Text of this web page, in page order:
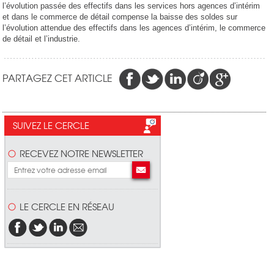
l’évolution passée des effectifs dans les services hors agences d’intérim
et dans le commerce de détail compense la baisse des soldes sur
l’évolution attendue des effectifs dans les agences d’intérim, le commerce
de détail et l’industrie.
PARTAGEZ CET ARTICLE
SUIVEZ LE CERCLE
RECEVEZ NOTRE NEWSLETTER
LE CERCLE EN RÉSEAU